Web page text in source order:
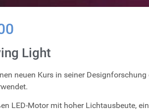
Light
neuen Kurs in seiner
LED-Motor mit hoher Lichtausbeute,